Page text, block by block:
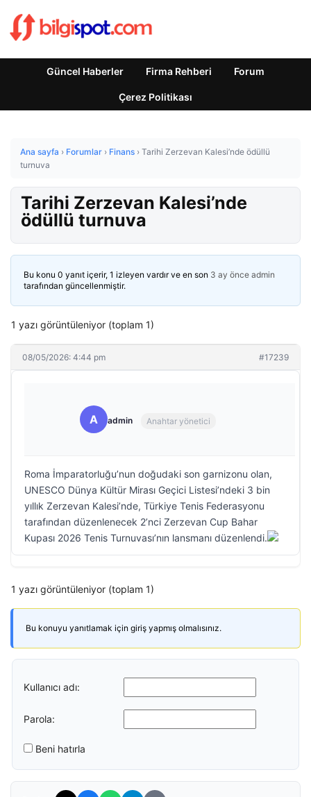
Güncel Haberler Firma Rehberi Forum
Çerez Politikası
Ana sayfa › Forumlar › Finans › Tarihi Zerzevan Kalesi’nde ödüllü
turnuva
Tarihi Zerzevan Kalesi’nde
ödüllü turnuva
Bu konu 0 yanıt içerir, 1 izleyen vardır ve en son 3 ay önce admin
tarafından güncellenmiştir.
1 yazı görüntüleniyor (toplam 1)
08/05/2026: 4:44 pm #17239
A admin Anahtar yönetici
Roma İmparatorluğu’nun doğudaki son garnizonu olan,
UNESCO Dünya Kültür Mirası Geçici Listesi’ndeki 3 bin
yıllık Zerzevan Kalesi’nde, Türkiye Tenis Federasyonu
tarafından düzenlenecek 2’nci Zerzevan Cup Bahar
Kupası 2026 Tenis Turnuvası’nın lansmanı düzenlendi.
1 yazı görüntüleniyor (toplam 1)
Bu konuyu yanıtlamak için giriş yapmış olmalısınız.
Kullanıcı adı:
Parola:
Beni hatırla